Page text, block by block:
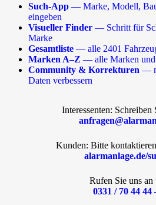
Such-App — Marke, Modell,
eingeben
Visueller Finder — Schritt für
Marke
Gesamtliste — alle 2401
Marken A–Z — alle Marken
Community & Korrekturen —
Daten verbessern
Interessenten: Schreiben
Kunden: Bitte
alarmanlage.de/
Rufen Sie uns an
0331 / 70 44 44